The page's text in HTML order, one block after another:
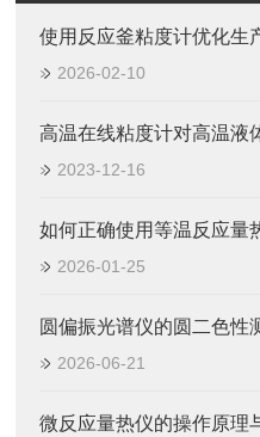
使用反应釜粘度计优化生
2026-02-10
高温在线粘度计对高温液
2023-12-16
如何正确使用等温反应量
2026-01-25
圆偏振光谱仪的圆二色性
2026-06-21
微反应量热仪的操作原理